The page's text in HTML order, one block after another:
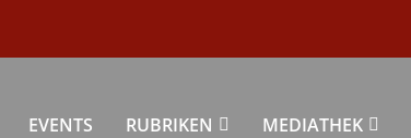
EVENTS RUBRIKEN MEDIATHEK